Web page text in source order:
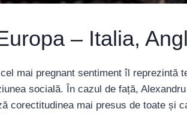
– Italia,
mai pregnant sentiment îl reprezintă
socială. În cazul de față,
corectitudinea mai presus de toate și